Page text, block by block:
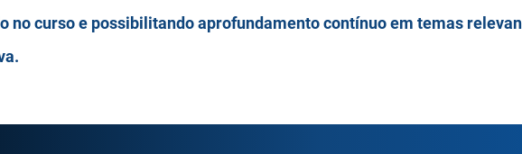
no curso e possibilitando aprofundamento contínuo em temas